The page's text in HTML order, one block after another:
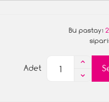
Bu pastayı
Adet